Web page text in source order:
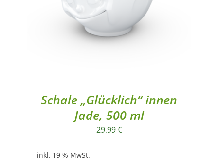
Schale „Glücklich“ innen
Jade, 500 ml
29,99€
inkl. 19 % MwSt.